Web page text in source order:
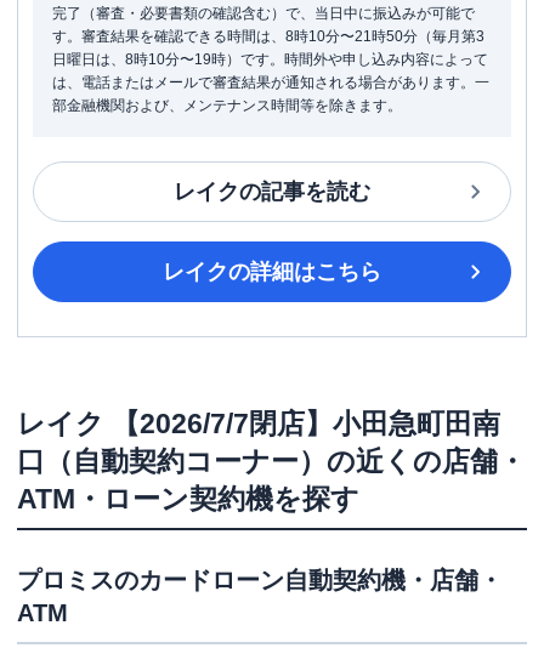
完了（審査・必要書類の確認含む）で、当日中に振込みが可能で
す。審査結果を確認できる時間は、8時10分〜21時50分（毎月第3
日曜日は、8時10分〜19時）です。時間外や申し込み内容によって
は、電話またはメールで審査結果が通知される場合があります。一
部金融機関および、メンテナンス時間等を除きます。
レイクの記事を読む
レイクの詳細はこちら
レイク
【2026/7/7閉店】小田急町田南
口（自動契約コーナー） の近くの店舗・
ATM・ローン契約機を探す
プロミスのカードローン自動契約機・店舗・
ATM